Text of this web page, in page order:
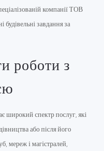
компанії ТОВ
будівельні завдання за
роботи з
широкий спектр послуг, які
або після його
мереж і магістралей,